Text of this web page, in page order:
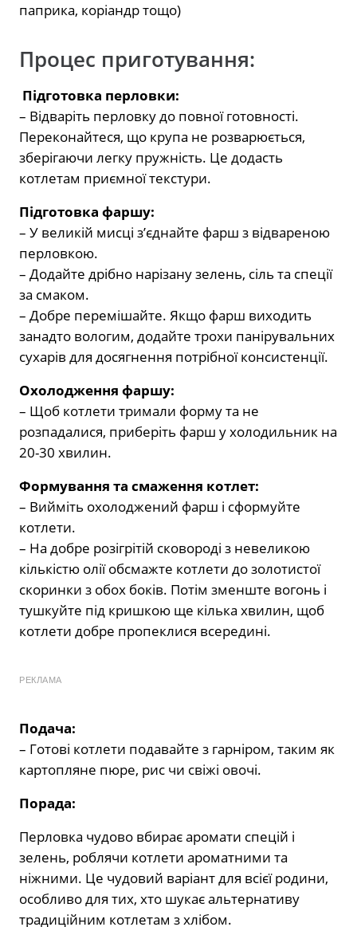
паприка, коріандр тощо)
Процес приготування:
Підготовка перловки:
– Відваріть перловку до повної готовності.
Переконайтеся, що крупа не розварюється,
зберігаючи легку пружність. Це додасть
котлетам приємної текстури.
Підготовка фаршу:
– У великій мисці з’єднайте фарш з відвареною
перловкою.
– Додайте дрібно нарізану зелень, сіль та спеції
за смаком.
– Добре перемішайте. Якщо фарш виходить
занадто вологим, додайте трохи панірувальних
сухарів для досягнення потрібної консистенції.
Охолодження фаршу:
– Щоб котлети тримали форму та не
розпадалися, приберіть фарш у холодильник на
20-30 хвилин.
Формування та смаження котлет:
– Вийміть охолоджений фарш і сформуйте
котлети.
– На добре розігрітій сковороді з невеликою
кількістю олії обсмажте котлети до золотистої
скоринки з обох боків. Потім зменште вогонь і
тушкуйте під кришкою ще кілька хвилин, щоб
котлети добре пропеклися всередині.
РЕКЛАМА
Подача:
– Готові котлети подавайте з гарніром, таким як
картопляне пюре, рис чи свіжі овочі.
Порада:
Перловка чудово вбирає аромати спецій і
зелень, роблячи котлети ароматними та
ніжними. Це чудовий варіант для всієї родини,
особливо для тих, хто шукає альтернативу
традиційним котлетам з хлібом.